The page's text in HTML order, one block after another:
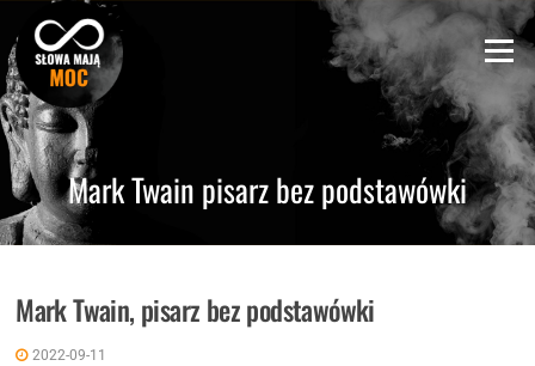
content
Menu
Mark Twain pisarz bez podstawówki
Mark Twain, pisarz bez podstawówki
2022-09-11